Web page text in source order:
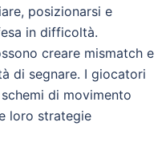
posizionarsi e
in difficoltà.
creare mismatch e
di segnare. I giocatori
di movimento
loro strategie